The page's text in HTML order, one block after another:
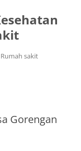
sakit
Gorengan